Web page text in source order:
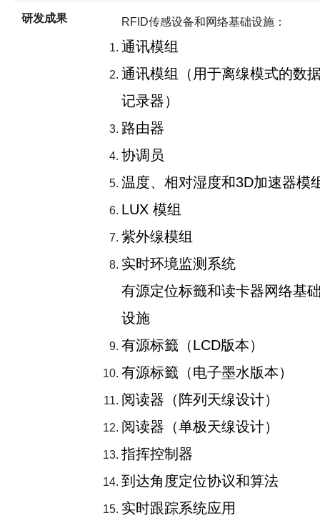
研发成果 RFID传感设备和网络基础设施：
通讯模组
通讯模组（用于离缐模式的数
记录器）
路由器
协调员
温度、相对湿度和3D加速器模
LUX 模组
紫外缐模组
实时环境监测系统
有源定位标籤和读卡器网络基
设施
有源标籤（LCD版本）
有源标籤（电子墨水版本）
阅读器（阵列天缐设计）
阅读器（单极天缐设计）
指挥控制器
到达角度定位协议和算法
实时跟踪系统应用